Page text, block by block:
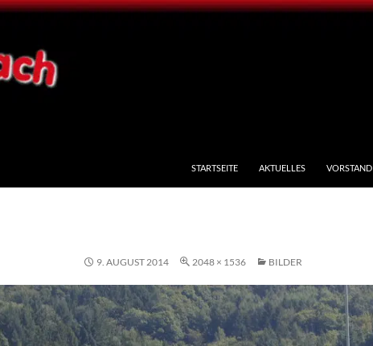
STARTSEITE AKTUELLES VORSTAND
9. AUGUST 2014 2048 × 1536 BILDER